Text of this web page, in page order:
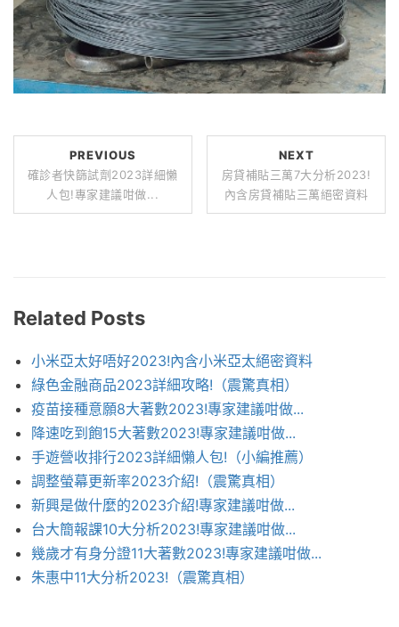
PREVIOUS
確診者快篩試劑2023詳細懶
人包!專家建議咁做...
NEXT
房貸補貼三萬7大分析2023!
內含房貸補貼三萬絕密資料
Related Posts
小米亞太好唔好2023!內含小米亞太絕密資料
綠色金融商品2023詳細攻略!（震驚真相）
疫苗接種意願8大著數2023!專家建議咁做...
降速吃到飽15大著數2023!專家建議咁做...
手遊營收排行2023詳細懶人包!（小編推薦）
調整螢幕更新率2023介紹!（震驚真相）
新興是做什麼的2023介紹!專家建議咁做...
台大簡報課10大分析2023!專家建議咁做...
幾歲才有身分證11大著數2023!專家建議咁做...
朱惠中11大分析2023!（震驚真相）